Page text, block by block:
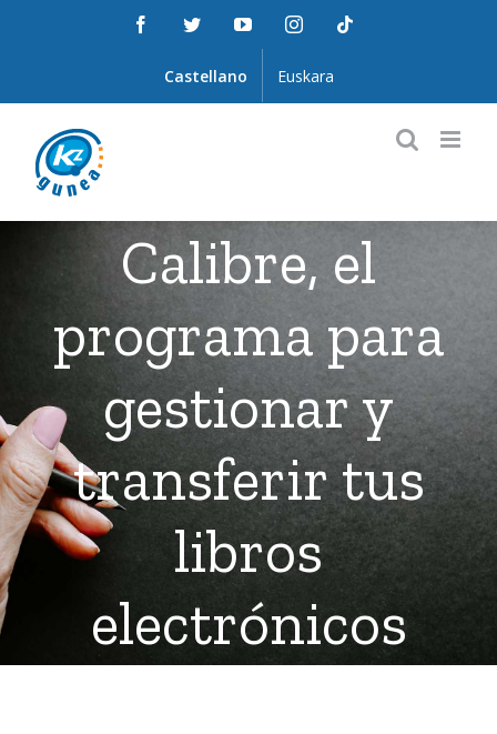
FacebookTwitterYouTubeInstagram
Castellano Euskara
Calibre, el
programa para
gestionar y
transferir tus
libros
electrónicos